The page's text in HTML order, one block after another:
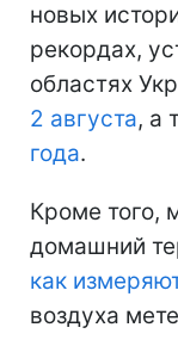
новых
рекордах,
областях
2 августа, а
года.
Кроме того,
домашний
как
воздуха